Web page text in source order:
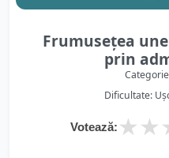
Frumuseţea
prin
Dificultate:
Votează: ★
★